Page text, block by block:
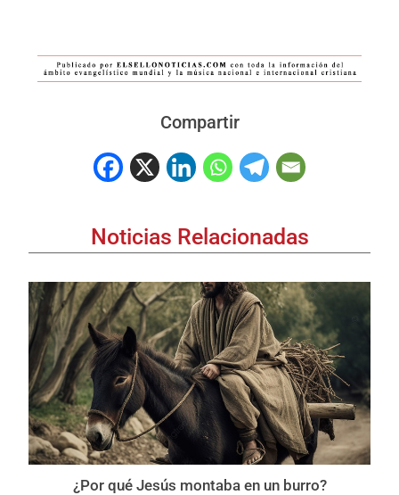
Compartir
Noticias Relacionadas
¿Por qué Jesús montaba en un burro?